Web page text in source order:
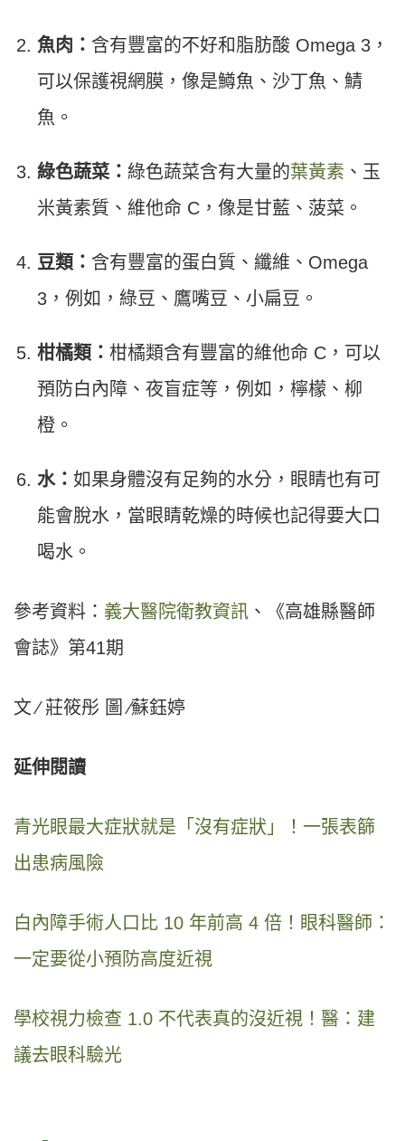
魚肉： 含有豐富的不好和脂肪酸 Omega 3，
可以保護視網膜，像是鱒魚、沙丁魚、鯖
魚。
綠色蔬菜： 綠色蔬菜含有大量的葉黃素 、玉
米黃素質、維他命 C，像是甘藍、菠菜。
豆類： 含有豐富的蛋白質、纖維、Omega
3，例如，綠豆、鷹嘴豆、小扁豆。
柑橘類： 柑橘類含有豐富的維他命 C，可以
預防白內障、夜盲症等，例如，檸檬、柳
橙。
水： 如果身體沒有足夠的水分，眼睛也有可
能會脫水，當眼睛乾燥的時候也記得要大口
喝水。
參考資料： 義大醫院衛教資訊 、《高雄縣醫師
會誌》第41期
文 ∕ 莊筱彤 圖 ∕蘇鈺婷
延伸閱讀
青光眼最大症狀就是「沒有症狀」！一張表篩
出患病風險
白內障手術人口比 10 年前高 4 倍！眼科醫師：
一定要從小預防高度近視
學校視力檢查 1.0 不代表真的沒近視！醫：建
議去眼科驗光